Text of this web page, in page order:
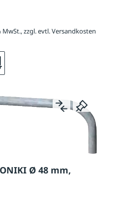
MwSt., zzgl. evtl. Versandkosten
Ø 48 mm,